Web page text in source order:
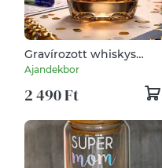
Gravírozott whiskys
pohár – búcsúajándék
kollégának
Ajandekbor
2 490 Ft